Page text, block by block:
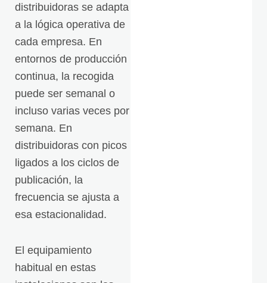
distribuidoras se adapta
a la lógica operativa de
cada empresa. En
entornos de producción
continua, la recogida
puede ser semanal o
incluso varias veces por
semana. En
distribuidoras con picos
ligados a los ciclos de
publicación, la
frecuencia se ajusta a
esa estacionalidad.
El equipamiento
habitual en estas